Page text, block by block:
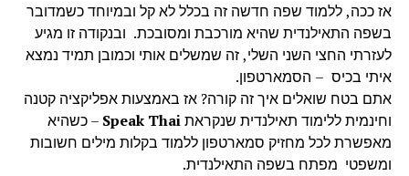
אז ככה, ללמוד שפה חדשה זה בכלל לא קל ובמיוחד כשמדובר
בשפה התאילנדית שהיא מורכבת ומסובכת. ובנקודה זו מגיע
לעזרתי החצי השני השלי, זה שמשלים אותי וכמובן תמיד נמצא
איתי בכיס – הסמארטפון.
אתם בטח שואלים איך זה קורה? אז באמצעות אפליקציה קטנה
וחינמית ללימוד תאילנדית שנקראתSpeak
Thai
– כשהיא
מאפשרת לכל מחזיק סמארטפון ללמוד בקלות מילים חשובות
ומשפטי מפתח בשפה התאילנדית.